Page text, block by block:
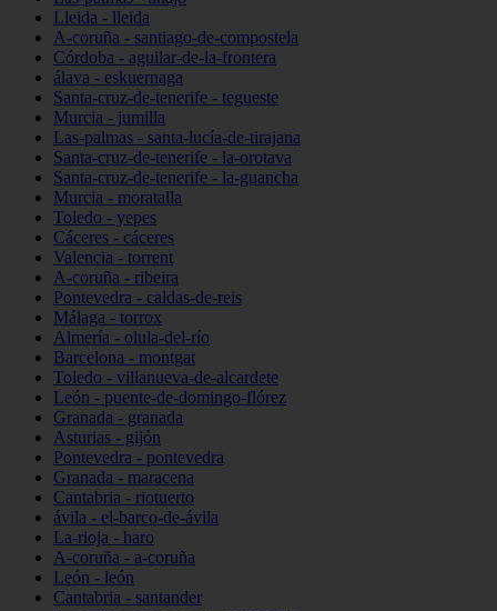
Lleida - lleida
A-coruña - santiago-de-compostela
Córdoba - aguilar-de-la-frontera
álava - eskuernaga
Santa-cruz-de-tenerife - tegueste
Murcia - jumilla
Las-palmas - santa-lucía-de-tirajana
Santa-cruz-de-tenerife - la-orotava
Santa-cruz-de-tenerife - la-guancha
Murcia - moratalla
Toledo - yepes
Cáceres - cáceres
Valencia - torrent
A-coruña - ribeira
Pontevedra - caldas-de-reis
Málaga - torrox
Almería - olula-del-río
Barcelona - montgat
Toledo - villanueva-de-alcardete
León - puente-de-domingo-flórez
Granada - granada
Asturias - gijón
Pontevedra - pontevedra
Granada - maracena
Cantabria - riotuerto
ávila - el-barco-de-ávila
La-rioja - haro
A-coruña - a-coruña
León - león
Cantabria - santander